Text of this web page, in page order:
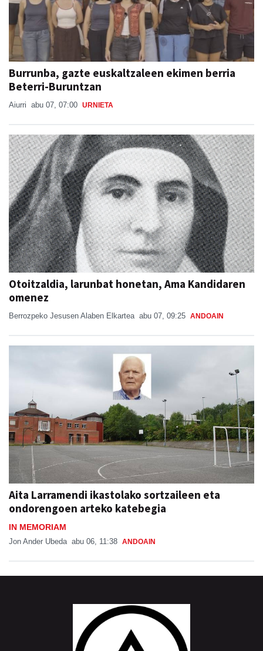
Burrunba, gazte euskaltzaleen ekimen berria
Beterri-Buruntzan
Aiurri abu 07, 07:00 URNIETA
Otoitzaldia, larunbat honetan, Ama Kandidaren
omenez
Berrozpeko Jesusen Alaben Elkartea abu 07, 09:25 ANDOAIN
Aita Larramendi ikastolako sortzaileen eta
ondorengoen arteko katebegia
IN MEMORIAM
Jon Ander Ubeda abu 06, 11:38 ANDOAIN